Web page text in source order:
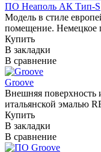
ПО Неаполь АК Тип-S
Модель в стиле
помещение.
Купить
В закладки
В сравнение
Groove
Внешняя поверхность
итальянской эмалью
Купить
В закладки
В сравнение